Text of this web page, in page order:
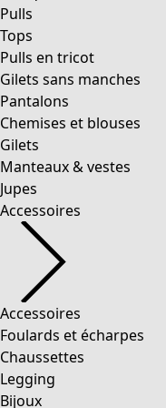
Pulls
Tops
Pulls en tricot
Gilets sans manches
Pantalons
Chemises et blouses
Gilets
Manteaux & vestes
Jupes
Accessoires
Accessoires
Foulards et écharpes
Chaussettes
Legging
Bijoux